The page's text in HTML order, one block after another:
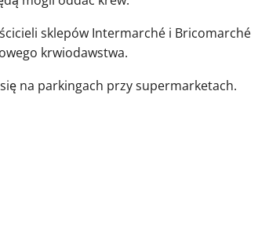
sklepów Intermarché i Bricomarché
krwiodawstwa.
na parkingach przy supermarketach.